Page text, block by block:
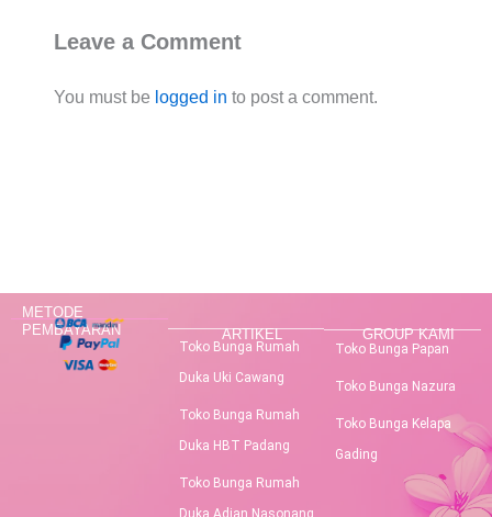
Leave a Comment
You must be logged in to post a comment.
METODE
PEMBAYARAN
ARTIKEL
Toko Bunga Rumah
Duka Uki Cawang
Toko Bunga Rumah
Duka HBT Padang
Toko Bunga Rumah
Duka Adian Nasonang
GROUP KAMI
Toko Bunga Papan
Toko Bunga Nazura
Toko Bunga Kelapa
Gading